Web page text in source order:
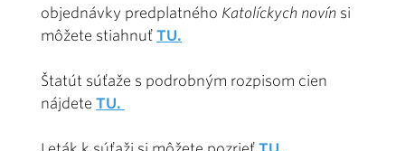
objednávky predplatného Katolíckych novín si
môžete stiahnuť TU.
Štatút súťaže s podrobným rozpisom cien
nájdete TU.